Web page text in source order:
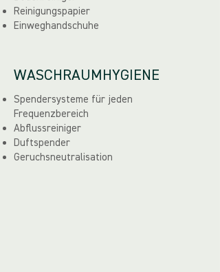
Reinigungspapier
Einweghandschuhe
WASCHRAUMHYGIENE
Spendersysteme für jeden
Frequenzbereich
Abflussreiniger
Duftspender
Geruchsneutralisation